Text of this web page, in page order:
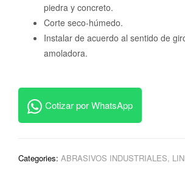
piedra y concreto.
Corte seco-húmedo.
Instalar de acuerdo al sentido de
amoladora.
Cotizar por WhatsApp
Categories: ABRASIVOS INDUSTRIALES,